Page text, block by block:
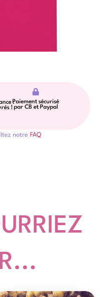
:
!
Paiement sécurisé
par CB et Paypal
notre FAQ